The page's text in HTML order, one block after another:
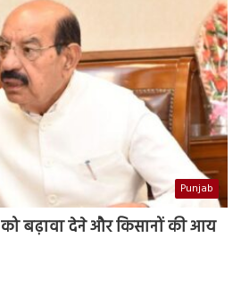
Punjab
बढ़ावा देने और किसानों की आय